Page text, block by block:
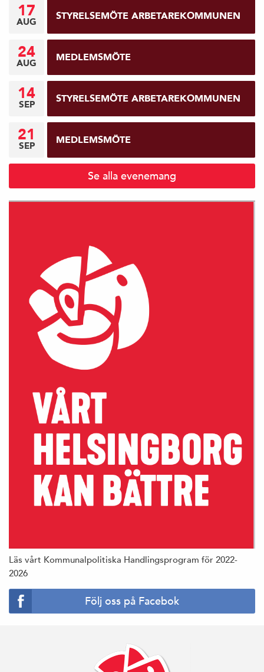
17
AUG STYRELSEMÖTE ARBETAREKOMMUNEN
24
AUG MEDLEMSMÖTE
14
SEP STYRELSEMÖTE ARBETAREKOMMUNEN
21
SEP MEDLEMSMÖTE
Se alla evenemang
Läs vårt Kommunalpolitiska Handlingsprogram för 2022-
2026
Följ oss på Facebok